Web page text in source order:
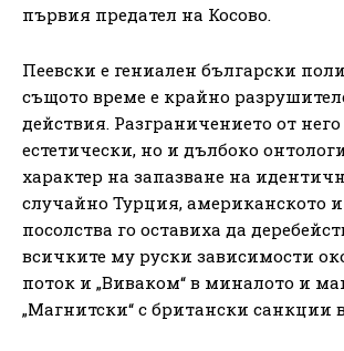
първия предател на Косово.
Пеевски е гениален български
същото време е крайно
действия. Разграничението от
естетически, но и дълбоко
характер на запазване на
случайно Турция, американското
посолства го оставиха да
всичките му руски зависимости
поток и „Виваком“ в миналото и
„Магнитски“ с британски санкции